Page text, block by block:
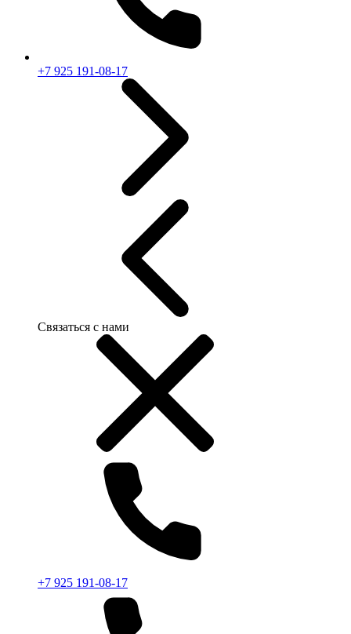
+7 925 191-08-17
Связаться с нами
+7 925 191-08-17